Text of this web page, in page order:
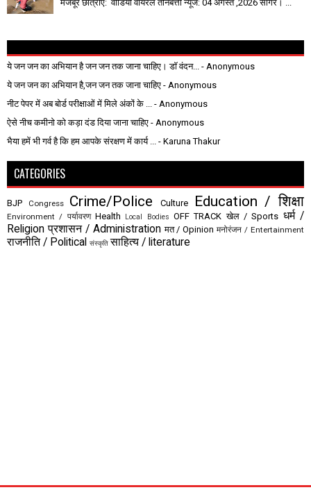
मजबूर छात्राएं: वीडियो वायरल तीनबत्ती न्यूज: 04 अगस्त ,2026 सागर। ...
ये जन जन का अभियान है जन जन तक जाना चाहिए। डॉ वंदन... - Anonymous
ये जन जन का अभियान है,जन जन तक जाना चाहिए - Anonymous
नीट पेपर में अब बोर्ड परीक्षाओं में मिले अंकों के ... - Anonymous
ऐसे नीच कमीनो को कड़ा दंड दिया जाना चाहिए - Anonymous
भैया हमें भी गर्व है कि हम आपके संरक्षण में कार्य ... - Karuna Thakur
CATEGORIES
BJP Congress Crime/Police Culture Education / शिक्षा
Environment / पर्यावरण Health Local Bodies OFF TRACK खेल / Sports धर्म /
Religion प्रशासन / Administration मत / Opinion मनोरंजन / Entertainment
राजनीति / Political संस्कृति साहित्य / literature